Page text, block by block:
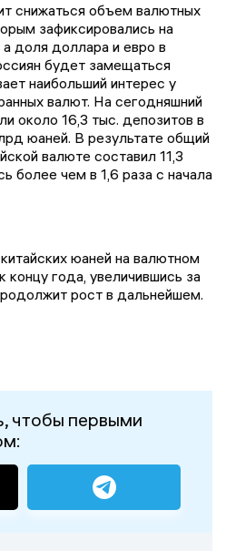
снижаться объем валютных
зафиксировались на
доля доллара и евро в
будет замещаться
наибольший интерес у
валют. На сегодняшний
около 16,3 тыс. депозитов в
юаней. В результате общий
валюте составил 11,3
более чем в 1,6 раза с начала
юаней на валютном
года, увеличившись за
рост в дальнейшем.
чтобы первыми